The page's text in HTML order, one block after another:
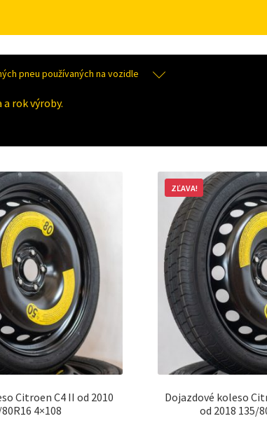
pneu používaných na vozidle
rok výroby.
Citroen C4 II od 2010
4×108
Dojazdové koleso
od 2018 135/
ZĽAVA!